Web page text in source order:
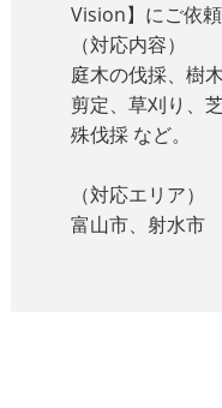
Vision】 にご依
（対応内容）
庭木の伐採、樹
剪定、草刈り、
殊伐採 など。
（対応エリア）
富山市、射水市